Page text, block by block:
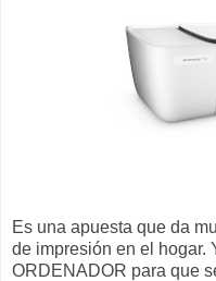
Es una apuesta que da
de impresión en el hogar.
ORDENADOR para que